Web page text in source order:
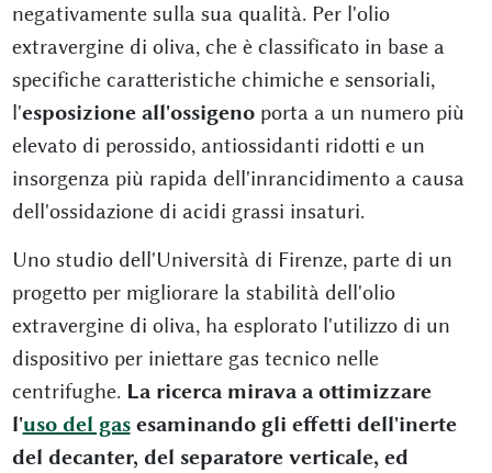
negativamente sulla sua qualità. Per l'olio
extravergine di oliva, che è classificato in base a
specifiche caratteristiche chimiche e sensoriali,
l'esposizione all'ossigenoporta a un numero più
elevato di perossido, antiossidanti ridotti e un
insorgenza più rapida dell'inrancidimento a causa
dell'ossidazione di acidi grassi insaturi.
Uno studio dell'Università di Firenze, parte di un
progetto per migliorare la stabilità dell'olio
extravergine di oliva, ha esplorato l'utilizzo di un
dispositivo per iniettare gas tecnico nelle
centrifughe. La ricerca mirava a ottimizzare
l'uso del gasesaminando gli effetti dell'inerte
del decanter, del separatore verticale, ed